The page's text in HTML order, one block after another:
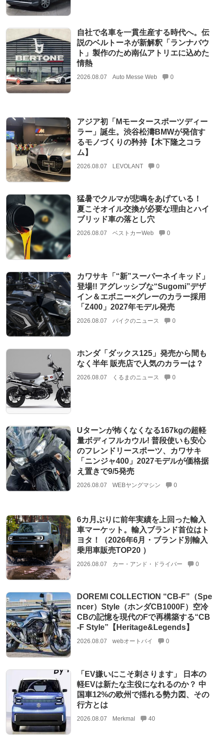
自社で名車を一貫生産する時代へ。伝
説のベルトーネが新解釈「ランナバウ
ト」製作のため南仏アトリエに込めた
情熱
2026.08.07 Auto Messe Web 0
アジア初「Mモータースポーツディー
ラー」誕生。渋谷松濤BMWが発信す
るモノづくりの矜持【木下隆之コラ
ム】
2026.08.07 LEVOLANT 0
猛暑でクルマが悲鳴をあげている！
夏こそオイル交換が必要な理由とハイ
ブリッド車の落とし穴
2026.08.07 ベストカーWeb 0
カワサキ「“新”スーパーネイキッド」
登場!! アグレッシブな“Sugomi”デザ
イン＆エボニー×グレーのカラー採用
「Z400」2027年モデル発売
2026.08.07 バイクのニュース 0
ホンダ「ダックス125」発売から間も
なく半年 販売店で人気のカラーは？
2026.08.07 くるまのニュース 0
Uターンが怖くなくなる167kgの超軽
量ボディフルカウル! 普段使いも安心
のフレンドリースポーツ、カワサキ
「ニンジャ400」2027モデルが価格据
え置きで9/5発売
2026.08.07 WEBヤングマシン 0
6カ月ぶりに前年実績を上回った輸入
車マーケット。輸入ブランド首位はト
ヨタ！（2026年6月・ブランド別輸入
乗用車販売TOP20 ）
2026.08.07 カー・アンド・ドライバー 0
DOREMI COLLECTION “CB-F”（Spe
ncer）Style（ホンダCB1000F）空冷
CBの記憶を現代のFで再構築する“CB
-F Style”【Heritage&Legends】
2026.08.07 webオートバイ 0
「EV嫌いにこそ刺さります」 日本の
軽EVは新たな主役になれるのか？ 中
国車12%の欧州で揺れる勢力図、その
行方とは
2026.08.07 Merkmal 40